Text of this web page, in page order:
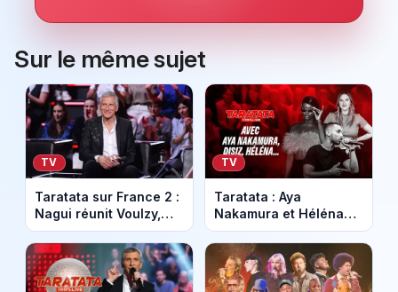
Sur le même sujet
TV
Taratata sur France 2 :
Nagui réunit Voulzy,
Youssou N’Dour et la
nouvelle scène ce 24
avril
TV
Taratata : Aya
Nakamura et Héléna
réunies pour un live
événement sur France
2